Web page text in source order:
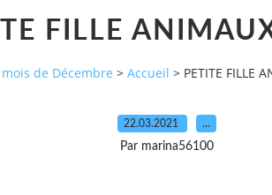
FILLE
de Décembre > Accueil > PETITE FILLE
22.03.2021 …
Par marina56100